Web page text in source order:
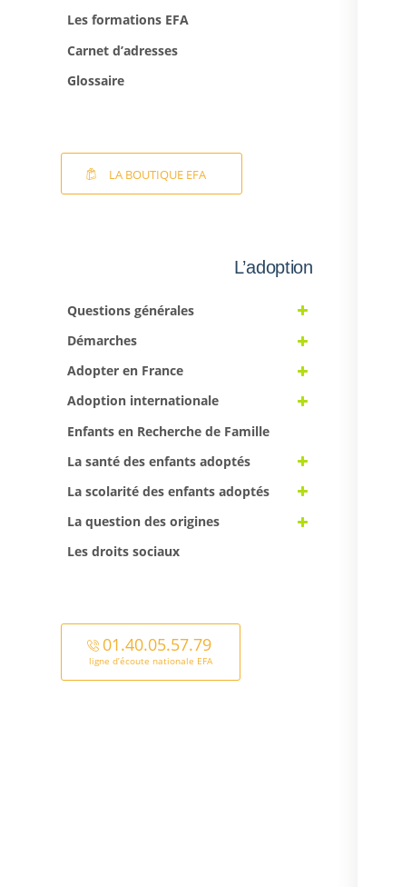
Les formations EFA
Carnet d’adresses
Glossaire
LA BOUTIQUE EFA
L’adoption
Questions générales
Démarches
Adopter en France
Adoption internationale
Enfants en Recherche de Famille
La santé des enfants adoptés
La scolarité des enfants adoptés
La question des origines
Les droits sociaux
01.40.05.57.79
ligne d’écoute nationale EFA